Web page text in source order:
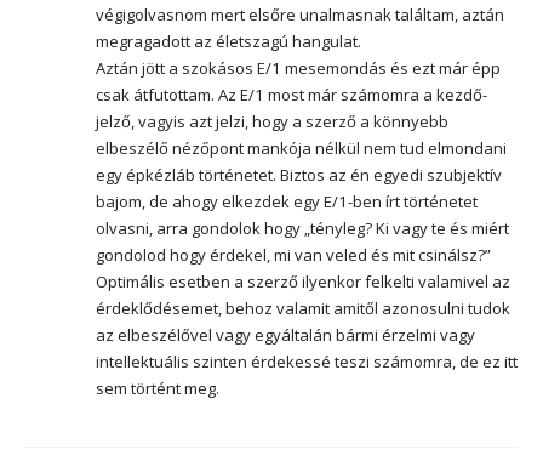
végigolvasnom mert elsőre unalmasnak találtam, aztán
megragadott az életszagú hangulat.
Aztán jött a szokásos E/1 mesemondás és ezt már épp
csak átfutottam. Az E/1 most már számomra a kezdő-
jelző, vagyis azt jelzi, hogy a szerző a könnyebb
elbeszélő nézőpont mankója nélkül nem tud elmondani
egy épkézláb történetet. Biztos az én egyedi szubjektív
bajom, de ahogy elkezdek egy E/1-ben írt történetet
olvasni, arra gondolok hogy „tényleg? Ki vagy te és miért
gondolod hogy érdekel, mi van veled és mit csinálsz?”
Optimális esetben a szerző ilyenkor felkelti valamivel az
érdeklődésemet, behoz valamit amitől azonosulni tudok
az elbeszélővel vagy egyáltalán bármi érzelmi vagy
intellektuális szinten érdekessé teszi számomra, de ez itt
sem történt meg.